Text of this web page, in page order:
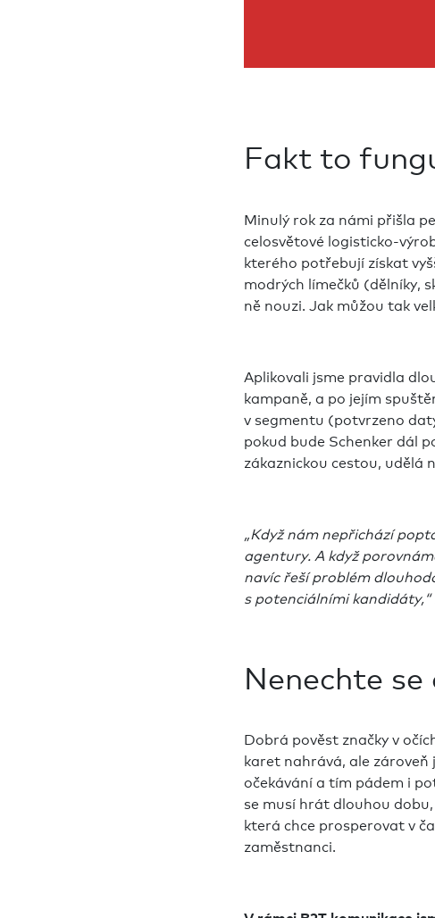
Fakt to
Minulý rok za námi přišla
celosvětové logisticko-
kterého potřebují získat
modrých límečků (dělníky,
ně nouzi. Jak můžou tak
Aplikovali jsme pravidla
kampaně, a po jejím
v segmentu (potvrzeno
pokud bude Schenker dál
zákaznickou cestou,
„Když nám nepřichází
agentury. A když
navíc řeší problém
s potenciálními
Nenechte
Dobrá pověst značky v
karet nahrává, ale
očekávání a tím pádem i
se musí hrát dlouhou
která chce prosperovat v
zaměstnanci.